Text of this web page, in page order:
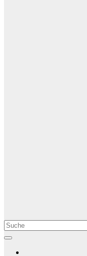
Le Matin
AGENCE DE PRESSE